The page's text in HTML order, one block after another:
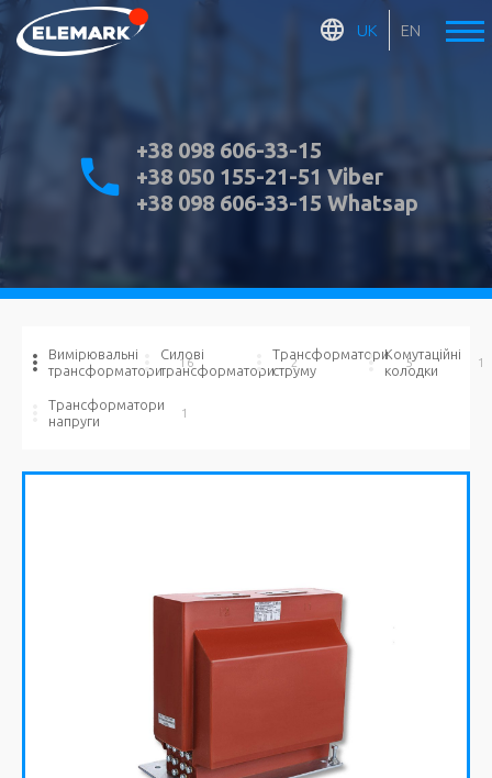
UK EN
+38 098 606-33-15
+38 050 155-21-51 Viber
+38 098 606-33-15 Whatsap
Вимірювальні
трансформатори
16
Силові
трансформатори
2
Трансформатори
струму
5
Комутаційні
колодки
1
Трансформатори
напруги
1